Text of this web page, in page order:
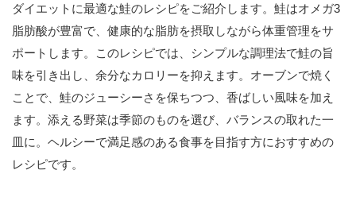
ダイエットに最適な鮭のレシピをご紹介します。鮭はオメガ3
脂肪酸が豊富で、健康的な脂肪を摂取しながら体重管理をサ
ポートします。このレシピでは、シンプルな調理法で鮭の旨
味を引き出し、余分なカロリーを抑えます。オーブンで焼く
ことで、鮭のジューシーさを保ちつつ、香ばしい風味を加え
ます。添える野菜は季節のものを選び、バランスの取れた一
皿に。ヘルシーで満足感のある食事を目指す方におすすめの
レシピです。